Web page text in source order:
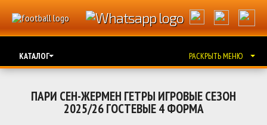
КАТАЛОГ РАСКРЫТЬ МЕНЮ
ПАРИ СЕН-ЖЕРМЕН ГЕТРЫ ИГРОВЫЕ СЕЗОН
2025/26 ГОСТЕВЫЕ 4 ФОРМА